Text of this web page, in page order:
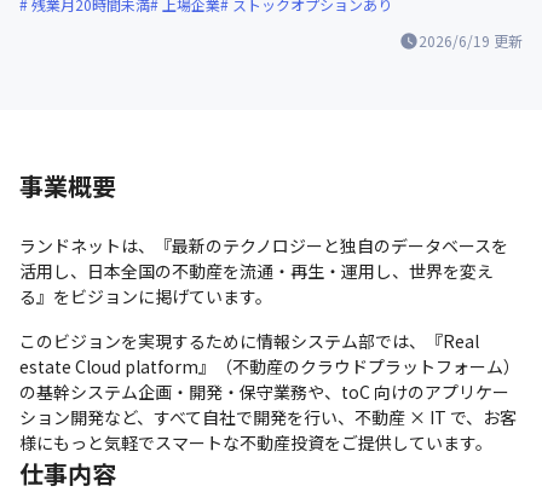
2026/6/19 更新
残業月20時間未満
上場企業 ストックオプションあり
事業概要
ランドネットは、『最新のテクノロジーと独自のデータベースを
活用し、日本全国の不動産を流通・再生・運用し、世界を変え
る』をビジョンに掲げています。
このビジョンを実現するために情報システム部では、『Real
estate Cloud platform』（不動産のクラウドプラットフォーム）
の基幹システム企画・開発・保守業務や、toC 向けのアプリケー
ション開発など、すべて自社で開発を行い、不動産 × IT で、お客
様にもっと気軽でスマートな不動産投資をご提供しています。
仕事内容